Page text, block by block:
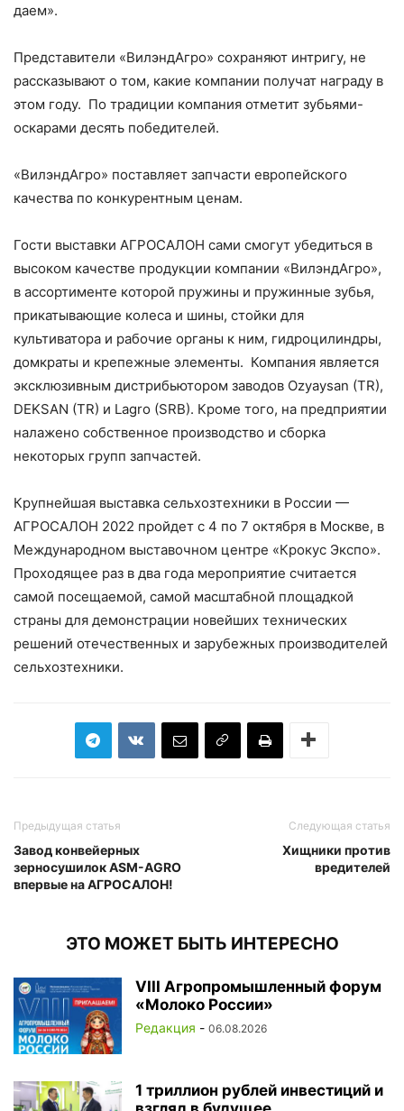
даем».
Представители «ВилэндАгро» сохраняют интригу, не
рассказывают о том, какие компании получат награду в
этом году. По традиции компания отметит зубьями-
оскарами десять победителей.
«ВилэндАгро» поставляет запчасти европейского
качества по конкурентным ценам.
Гости выставки АГРОСАЛОН сами смогут убедиться в
высоком качестве продукции компании «ВилэндАгро»,
в ассортименте которой пружины и пружинные зубья,
прикатывающие колеса и шины, стойки для
культиватора и рабочие органы к ним, гидроцилиндры,
домкраты и крепежные элементы. Компания является
эксклюзивным дистрибьютором заводов Ozyaysan (TR),
DEKSAN (TR) и Lagro (SRB). Кроме того, на предприятии
налажено собственное производство и сборка
некоторых групп запчастей.
Крупнейшая выставка сельхозтехники в России —
АГРОСАЛОН 2022 пройдет с 4 по 7 октября в Москве, в
Международном выставочном центре «Крокус Экспо».
Проходящее раз в два года мероприятие считается
самой посещаемой, самой масштабной площадкой
страны для демонстрации новейших технических
решений отечественных и зарубежных производителей
сельхозтехники.
Предыдущая статья
Завод конвейерных
зерносушилок ASM-AGRO
впервые на АГРОСАЛОН!
Следующая статья
Хищники против
вредителей
ЭТО МОЖЕТ БЫТЬ ИНТЕРЕСНО
VIII Агропромышленный форум
«Молоко России»
Редакция - 06.08.2026
1 триллион рублей инвестиций и